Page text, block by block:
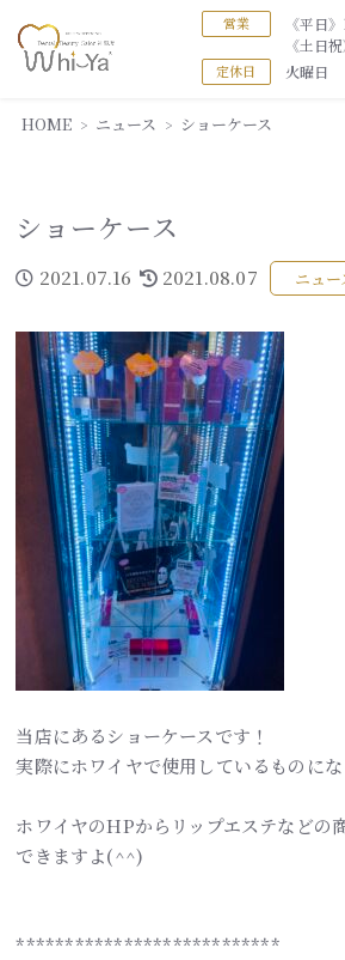
営業
《平日
《土日
定休日 火曜日
HOME ニュース ショーケース
ショーケース
2021.07.16 2021.08.07 ニュー
当店にあるショーケースです！
実際にホワイヤで使用しているものに
ホワイヤのHPからリップエステなどの
できますよ(^^)
***************************